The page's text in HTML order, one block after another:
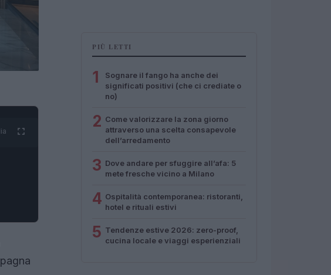
PIÙ LETTI
1
Sognare il fango ha anche dei
significati positivi (che ci crediate o
no)
2 Come valorizzare la zona giorno
attraverso una scelta consapevole
dell’arredamento
3 Dove andare per sfuggire all’afa: 5
mete fresche vicino a Milano
4 Ospitalità contemporanea: ristoranti,
hotel e rituali estivi
5 Tendenze estive 2026: zero-proof,
cucina locale e viaggi esperienziali